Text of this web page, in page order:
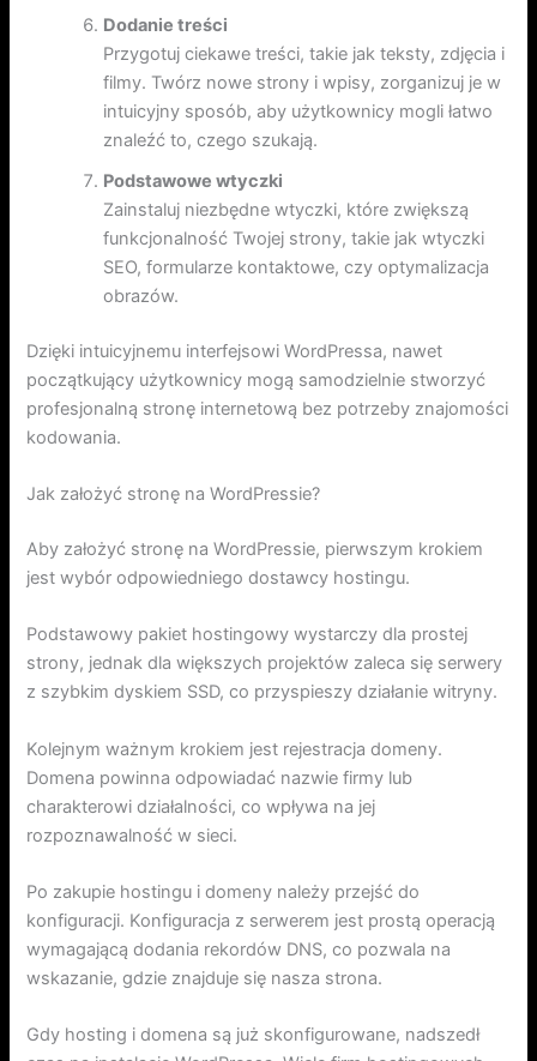
Dodanie treści
Przygotuj ciekawe treści, takie jak teksty, zdjęcia i
filmy. Twórz nowe strony i wpisy, zorganizuj je w
intuicyjny sposób, aby użytkownicy mogli łatwo
znaleźć to, czego szukają.
Podstawowe wtyczki
Zainstaluj niezbędne wtyczki, które zwiększą
funkcjonalność Twojej strony, takie jak wtyczki
SEO, formularze kontaktowe, czy optymalizacja
obrazów.
Dzięki intuicyjnemu interfejsowi WordPressa, nawet
początkujący użytkownicy mogą samodzielnie stworzyć
profesjonalną stronę internetową bez potrzeby znajomości
kodowania.
Jak założyć stronę na WordPressie?
Aby założyć stronę na WordPressie, pierwszym krokiem
jest wybór odpowiedniego dostawcy hostingu.
Podstawowy pakiet hostingowy wystarczy dla prostej
strony, jednak dla większych projektów zaleca się serwery
z szybkim dyskiem SSD, co przyspieszy działanie witryny.
Kolejnym ważnym krokiem jest rejestracja domeny.
Domena powinna odpowiadać nazwie firmy lub
charakterowi działalności, co wpływa na jej
rozpoznawalność w sieci.
Po zakupie hostingu i domeny należy przejść do
konfiguracji. Konfiguracja z serwerem jest prostą operacją
wymagającą dodania rekordów DNS, co pozwala na
wskazanie, gdzie znajduje się nasza strona.
Gdy hosting i domena są już skonfigurowane, nadszedł